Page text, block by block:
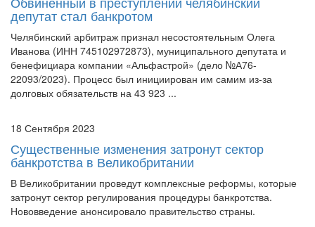
Челябинский арбитраж признал несостоятельным Олега
Иванова (ИНН 745102972873), муниципального депутата и
бенефициара компании «Альфастрой» (дело №А76-
22093/2023). Процесс был инициирован им самим из-за
долговых обязательств на 43 923 ...
18 Сентября 2023
банкротства в Великобритании
В Великобритании проведут комплексные реформы, которые
затронут сектор регулирования процедуры банкротства.
Нововведение анонсировало правительство страны.
18 Сентября 2023